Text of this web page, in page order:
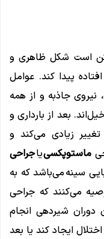
است شکل ظاهری و
پیدا کند. عوامل
جاذبه و از همه
بعد از بارداری و
زیادی می‌کند و
ماستوپکسییاجراحی
سینهمی‌باشد که به
می‌کنند که جراحی
شیردهی انجام
ایجاد کند یا بعد